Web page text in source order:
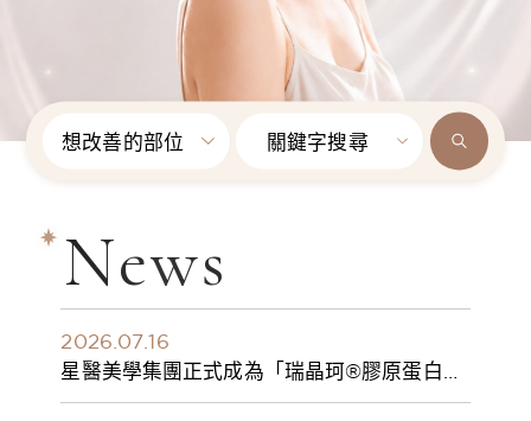
想改善的部位 關鍵字搜尋
News
2026.07.16
星醫美學集團正式成為「瑞晶珂®膠原蛋白植
入劑」台灣獨家總代理